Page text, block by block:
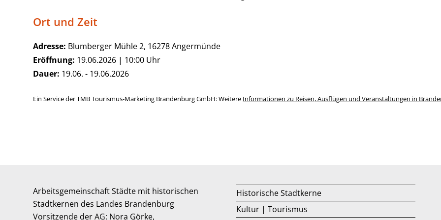
Ort und Zeit
Adresse: Blumberger Mühle 2, 16278 Angermünde
Eröffnung: 19.06.2026 | 10:00 Uhr
Dauer: 19.06. - 19.06.2026
Ein Service der TMB Tourismus-Marketing Brandenburg GmbH: Weitere Informationen zu Reisen, Ausflügen und Veranstaltungen in
Arbeitsgemeinschaft Städte mit historischen
Stadtkernen des Landes Brandenburg
Vorsitzende der AG: Nora Görke,
Historische Stadtkerne
Kultur | Tourismus